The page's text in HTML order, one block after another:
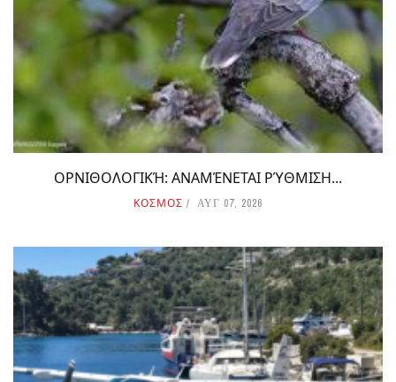
ΟΡΝΙΘΟΛΟΓΙΚΉ: ΑΝΑΜΈΝΕΤΑΙ ΡΎΘΜΙΣΗ...
ΚΟΣΜΟΣ ΑΥΓ 07, 2026